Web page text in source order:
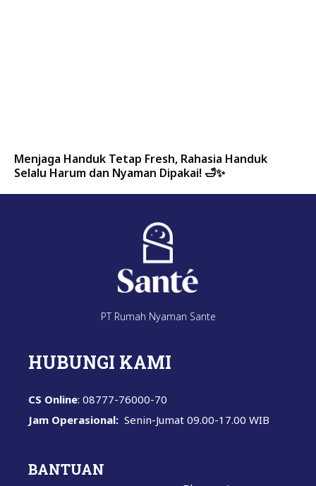
Menjaga Handuk Tetap Fresh, Rahasia Handuk
Selalu Harum dan Nyaman Dipakai! 🛁✨
PT Rumah Nyaman Sante
HUBUNGI KAMI
CS Online: 08777-76000-70
Jam Operasional: Senin-Jumat 09.00-17.00 WIB
BANTUAN